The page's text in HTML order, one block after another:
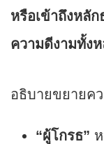
หรือเข้าถึงหลั
ความดีงามทั้ง
อธิบายขยายค
“ผู้โกรธ”